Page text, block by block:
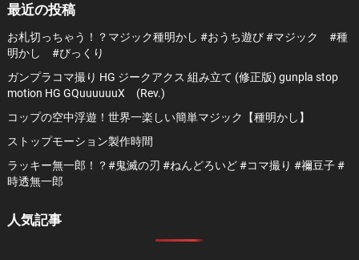
最近の投稿
お札切っちゃう！？マジック種明かし #おうち遊び #マジック #種
明かし #びっくり
ガンプラコマ撮り HG ジークアクス 組み立て (修正版) gunpla stop
motion HG GQuuuuuuX (Rev.)
コップの空中浮遊！世界一楽しい簡単マジック【種明かし】
ストップモーション製作時間
ラッキー無一郎！？#鬼滅の刃 #ねんどろいど #コマ撮り #禰豆子 #
時透無一郎
人気記事